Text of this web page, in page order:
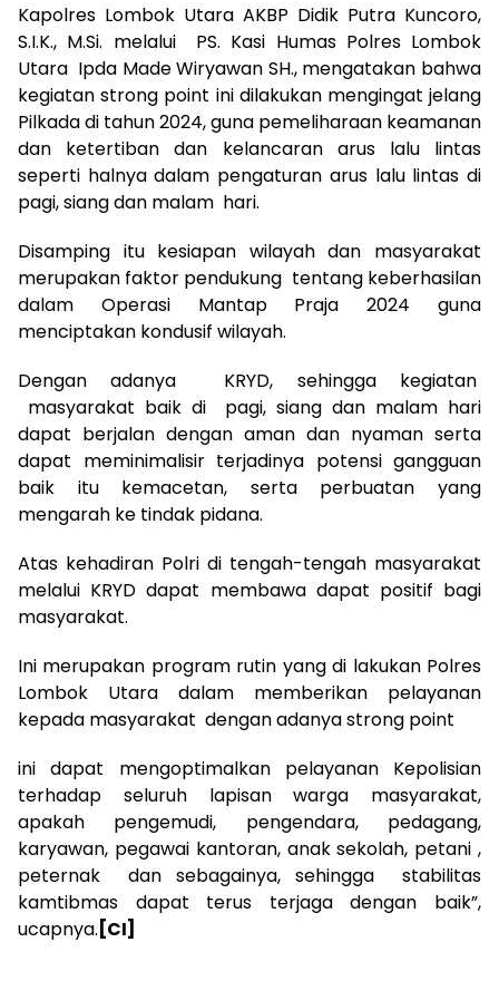
Kapolres Lombok Utara AKBP Didik Putra Kuncoro,
S.I.K., M.Si. melalui PS. Kasi Humas Polres Lombok
Utara Ipda Made Wiryawan SH., mengatakan bahwa
kegiatan strong point ini dilakukan mengingat jelang
Pilkada di tahun 2024, guna pemeliharaan keamanan
dan ketertiban dan kelancaran arus lalu lintas
seperti halnya dalam pengaturan arus lalu lintas di
pagi, siang dan malam hari.
Disamping itu kesiapan wilayah dan masyarakat
merupakan faktor pendukung tentang keberhasilan
dalam Operasi Mantap Praja 2024 guna
menciptakan kondusif wilayah.
Dengan adanya KRYD, sehingga kegiatan
masyarakat baik di pagi, siang dan malam hari
dapat berjalan dengan aman dan nyaman serta
dapat meminimalisir terjadinya potensi gangguan
baik itu kemacetan, serta perbuatan yang
mengarah ke tindak pidana.
Atas kehadiran Polri di tengah-tengah masyarakat
melalui KRYD dapat membawa dapat positif bagi
masyarakat.
Ini merupakan program rutin yang di lakukan Polres
Lombok Utara dalam memberikan pelayanan
kepada masyarakat dengan adanya strong point
ini dapat mengoptimalkan pelayanan Kepolisian
terhadap seluruh lapisan warga masyarakat,
apakah pengemudi, pengendara, pedagang,
karyawan, pegawai kantoran, anak sekolah, petani ,
peternak dan sebagainya, sehingga stabilitas
kamtibmas dapat terus terjaga dengan baik”,
ucapnya. [CI]